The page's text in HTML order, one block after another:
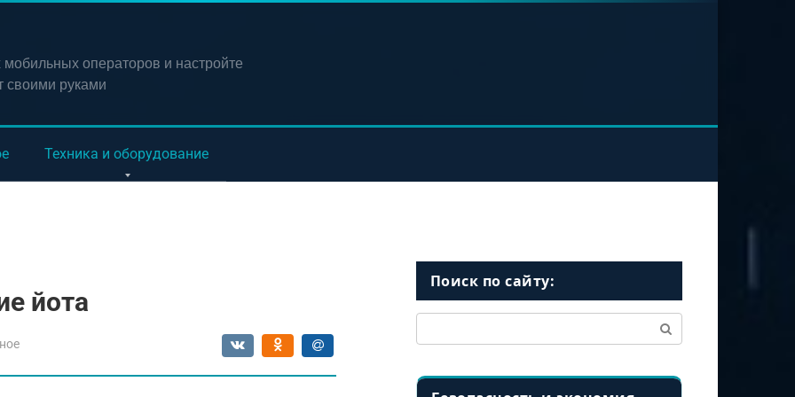
мобильных операторов и настройте
своими руками
Техника и оборудование
йота
Поиск по сайту: